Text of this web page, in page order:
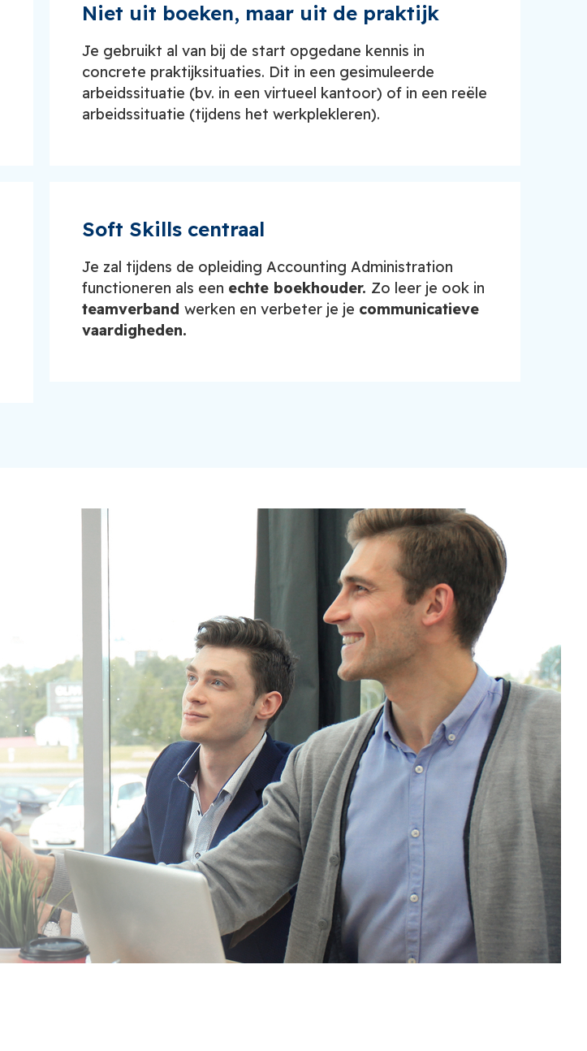
Niet uit boeken, maar uit de praktijk
Je gebruikt al van bij de start opgedane kennis in
concrete praktijksituaties. Dit in een gesimuleerde
arbeidssituatie (bv. in een virtueel kantoor) of in een reële
arbeidssituatie (tijdens het werkplekleren).
Soft Skills centraal
Je zal tijdens de opleiding Accounting Administration
functioneren als een echte boekhouder. Zo leer je ook in
teamverband werken en verbeter je je communicatieve
vaardigheden.